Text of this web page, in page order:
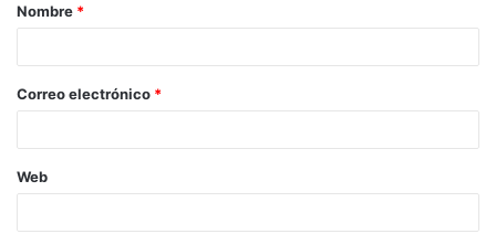
Nombre *
Correo electrónico *
Web